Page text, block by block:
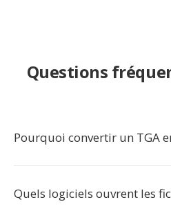
Questions
Pourquoi convertir un TGA
Quels logiciels ouvrent les